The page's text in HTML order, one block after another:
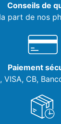
Conseils de
part de nos
Paiement
VISA, CB,